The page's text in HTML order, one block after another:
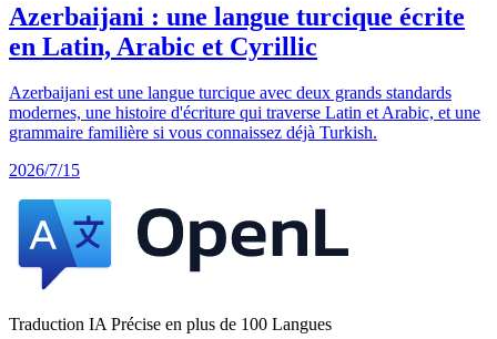
Azerbaijani : une langue turcique écrite
en Latin, Arabic et Cyrillic
Azerbaijani est une langue turcique avec deux grands standards
modernes, une histoire d'écriture qui traverse Latin et Arabic, et une
grammaire familière si vous connaissez déjà Turkish.
2026/7/15
Traduction IA Précise en plus de 100 Langues